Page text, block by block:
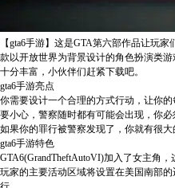
【gta6手游】这是GTA第六部作品让玩
款以开放世界为背景设计的角色扮演类
十分丰富，小伙伴们赶紧下载吧。
gta6手游亮点
你需要设计一个合理的方式行动，让你的
要小心，警察随时都有可能会出现，你必
如果你的罪行被警察发现了，你就有很大
gta6手游特色
GTA6(GrandTheftAutoVI)加入了女主角
玩家的主要活动区域将设置在美国南部